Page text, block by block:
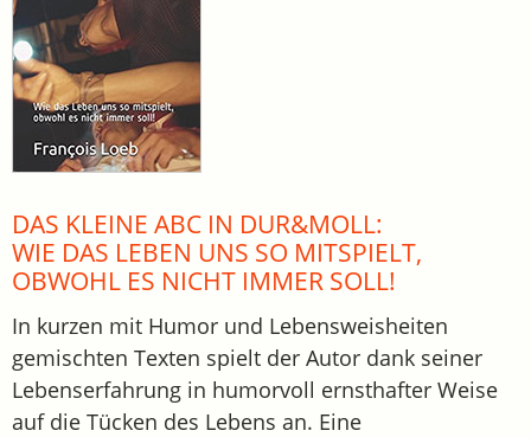
DAS KLEINE ABC IN DUR&MOLL:
WIE DAS LEBEN UNS SO MITSPIELT,
OBWOHL ES NICHT IMMER SOLL!
In kurzen mit Humor und Lebensweisheiten
gemischten Texten spielt der Autor dank seiner
Lebenserfahrung in humorvoll ernsthafter Weise
auf die Tücken des Lebens an. Eine